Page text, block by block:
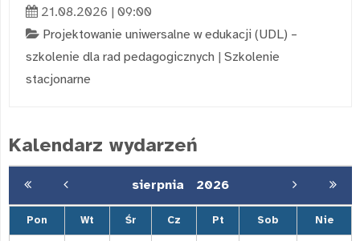
21.08.2026 | 09:00
Projektowanie uniwersalne w edukacji (UDL) –
szkolenie dla rad pedagogicznych | Szkolenie
stacjonarne
Kalendarz wydarzeń
sierpnia 2026
Pon Wt Śr Cz Pt Sob Nie